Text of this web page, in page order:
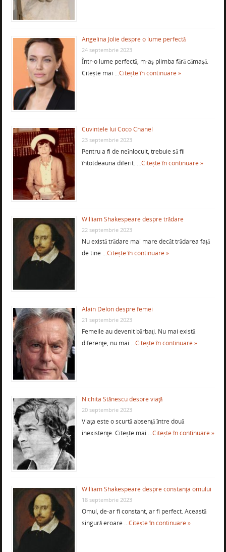
Angelina Jolie despre o lume perfectă
24 septembrie 2023
Într-o lume perfectă, m-aş plimba fără cămaşă.
Citește mai …Citește în continuare »
Cuvintele lui Coco Chanel
23 septembrie 2023
Pentru a fi de neînlocuit, trebuie să fii
întotdeauna diferit. …Citește în continuare »
William Shakespeare despre trădare
22 septembrie 2023
Nu există trădare mai mare decât trădarea față
de tine …Citește în continuare »
Alain Delon despre femei
21 septembrie 2023
Femeile au devenit bărbaţi. Nu mai există
diferenţe, nu mai …Citește în continuare »
Nichita Stănescu despre viaţă
20 septembrie 2023
Viaţa este o scurtă absenţă între două
inexistenţe. Citește mai …Citește în continuare »
William Shakespeare despre constanţa omului
18 septembrie 2023
Omul, de-ar fi constant, ar fi perfect. Această
singură eroare …Citește în continuare »